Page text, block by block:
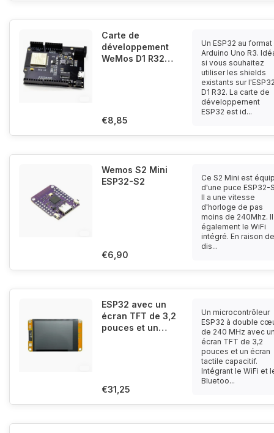
Carte de
développement
WeMos D1 R32
€8,85
Un ESP32 au format
Arduino Uno R3.
si vous souhaitez
utiliser les shields
existants sur
D1 R32. La carte de
développement
ESP32 est id...
Wemos S2 Mini
ESP32-S2
€6,90
Ce S2 Mini est
d'une puce ESP32-
Il a une vitesse
d'horloge de pas
moins de 240Mhz.
également le WiFi
intégré. En raison
dis...
ESP32 avec un
écran TFT de 3,2
pouces et un
€31,25
Un microcontrôleur
ESP32 à double
de 240 MHz avec
écran TFT de 3,2
pouces et un écran
tactile capacitif.
Intégrant le WiFi et
Bluetoo...